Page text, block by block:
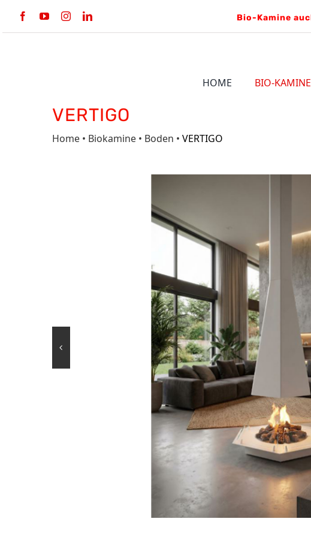
content
HOME BIO-KAMINE
EINBAU BIO-
BKBF-B / 2 seitig
BKBF-M / 1 seitig
BKBF-A / Angle
BKBF-C / 3 seitig
BKBF-T / 3 seitig
VERTIGO
OLYMPUS 45
OLYMPUS 90
MANHATTAN
LOUVRE
DONATELLO
CANOVA MINUS
HEXAGO
BKJ
VERTIGO
Home • Biokamine • Boden • VERTIGO